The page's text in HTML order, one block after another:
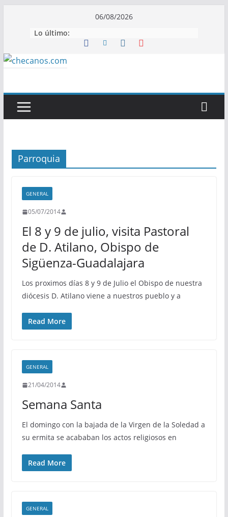
06/08/2026
Lo último:
Parroquia
GENERAL
05/07/2014
El 8 y 9 de julio, visita Pastoral
de D. Atilano, Obispo de
Sigüenza-Guadalajara
Los proximos días 8 y 9 de Julio el Obispo de nuestra
diócesis D. Atilano viene a nuestros pueblo y a
Read More
GENERAL
21/04/2014
Semana Santa
El domingo con la bajada de la Virgen de la Soledad a
su ermita se acababan los actos religiosos en
Read More
GENERAL